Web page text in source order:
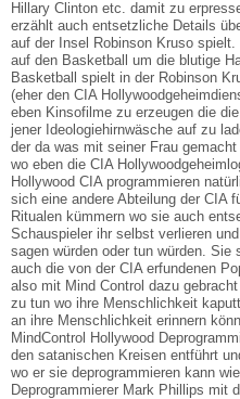
Hillary Clinton etc. damit zu
erzählt auch entsetzliche Details
auf der Insel Robinson Kruso
auf den Basketball um die blutige
Basketball spielt in der Robinson
(eher den CIA
eben Kinsofilme zu erzeugen die
jener Ideologiehirnwäsche auf zu
der da was mit seiner Frau
wo eben die CIA
Hollywood CIA programmieren
sich eine andere Abteilung der CIA
Ritualen kümmern wo sie auch
Schauspieler ihr selbst verlieren
sagen würden oder tun würden.
auch die von der CIA erfundenen
also mit Mind Control dazu
zu tun wo ihre Menschlichkeit
an ihre Menschlichkeit erinnern
MindControl Hollywood
den satanischen Kreisen entführt
wo er sie deprogrammieren kann
Deprogrammierer Mark Phillips mit